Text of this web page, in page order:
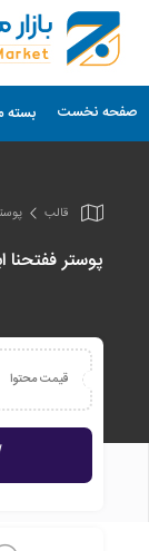
صفحه نخست بسته
قالب
پوستر ففتحنا
قیمت محتوا